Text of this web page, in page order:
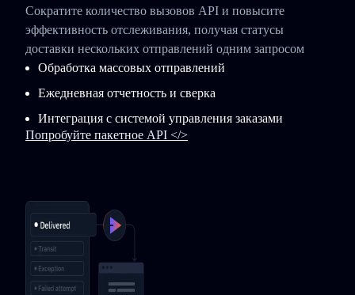
Сократите количество вызовов API и повысите
эффективность отслеживания, получая статусы
доставки нескольких отправлений одним запросом
Обработка массовых отправлений
Ежедневная отчетность и сверка
Интеграция с системой управления заказами
Попробуйте пакетное API </>